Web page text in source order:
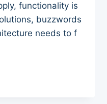
functionality is
buzzwords
needs to f